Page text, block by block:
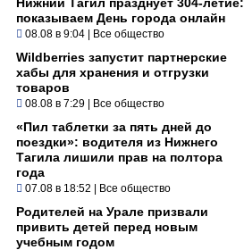
показываем День города онлайн
08.08 в 9:04 | Все общество
Wildberries запустит партнерские
хабы для хранения и отгрузки
товаров
08.08 в 7:29 | Все общество
«Пил таблетки за пять дней до
поездки»: водителя из Нижнего
Тагила лишили прав на полтора
года
07.08 в 18:52 | Все общество
Родителей на Урале призвали
привить детей перед новым
учебным годом